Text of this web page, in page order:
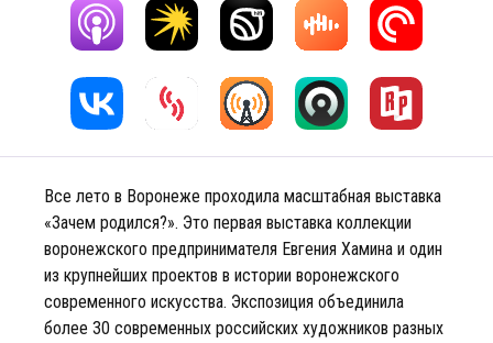
Все лето в Воронеже проходила масштабная выставка
«Зачем родился?». Это первая выставка коллекции
воронежского предпринимателя Евгения Хамина и один
из крупнейших проектов в истории воронежского
современного искусства. Экспозиция объединила
более 30 современных российских художников разных